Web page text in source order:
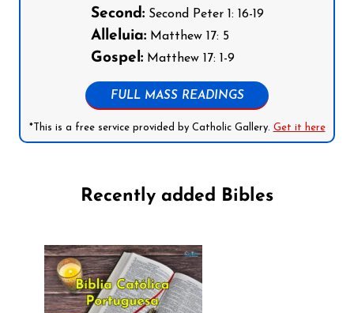
Second:Second Peter 1: 16-19
Alleluia:Matthew 17: 5
Gospel:Matthew 17: 1-9
FULL MASS READINGS
*This is a free service provided by Catholic Gallery. Get it here
Recently added Bibles